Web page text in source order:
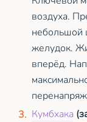
воздуха.
небольшой
желудок.
вперёд.
Кумбхака